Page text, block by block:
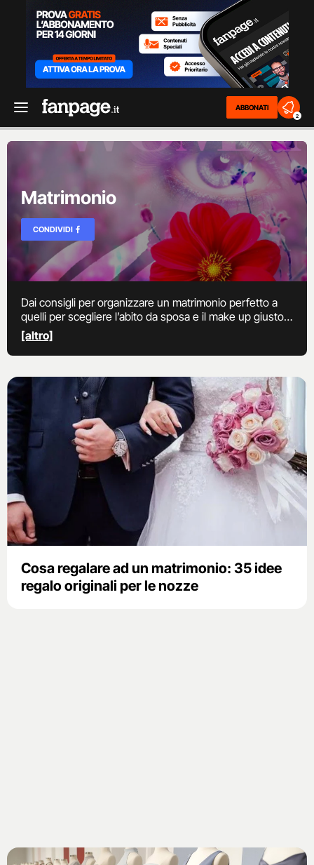
ABBONATI
2
Matrimonio
CONDIVIDI
Dai consigli per organizzare un matrimonio perfetto a
quelli per scegliere l’abito da sposa e il make up giusto
per le nozze, ecco tutto quello che devi sapere per il
tuo giorno speciale.
[altro]
Cosa regalare ad un matrimonio: 35 idee
regalo originali per le nozze